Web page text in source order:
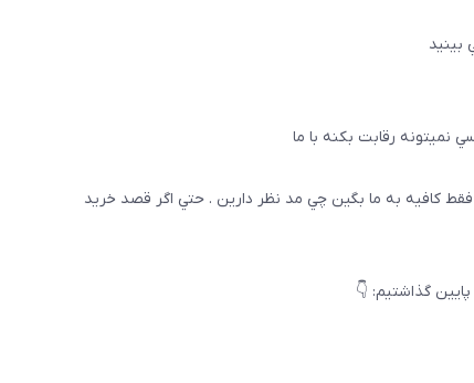
رقابت بكنه با ما
. فقط كافيه به ما بگين چي مد نظر دارين . حتي اگر قصد خريد
گذاشتیم: 👇